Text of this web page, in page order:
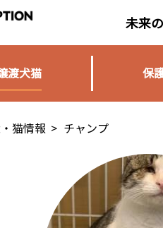
未来
渡犬猫 保
猫情報 > チャンプ